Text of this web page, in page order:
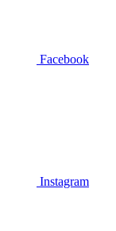
Facebook
Instagram